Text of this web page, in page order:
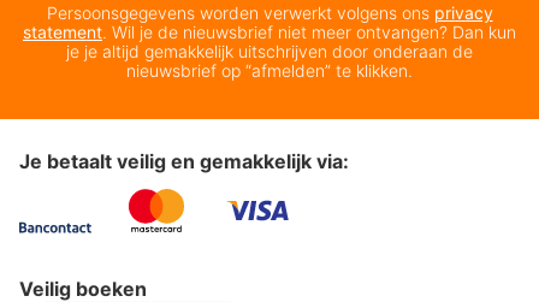
Persoonsgegevens worden verwerkt volgens ons privacy
statement. Wil je de nieuwsbrief niet meer ontvangen? Dan kun
je je altijd gemakkelijk uitschrijven door onderaan de
nieuwsbrief op “afmelden” te klikken.
Je betaalt veilig en gemakkelijk via:
Veilig boeken